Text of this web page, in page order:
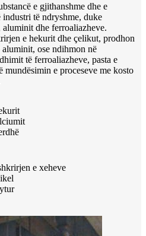
e gjithanshme dhe e
industri të ndryshme, duke
dhe ferroaliazheve.
e hekurit dhe çelikut, prodhon
ose ndihmon në
të ferroaliazheve, pasta e
e proceseve me kosto
e xeheve